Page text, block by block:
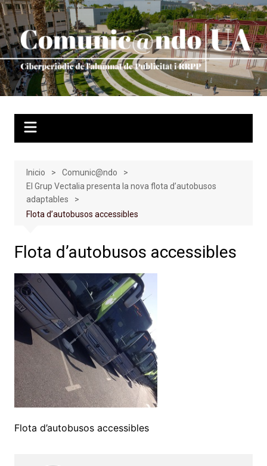
Saltar
al
contenido
Inicio
Comunic@ndo
El Grup Vectalia presenta la nova flota d’autobusos
adaptables
Flota d’autobusos accessibles
Flota d’autobusos accessibles
Flota d’autobusos accessibles